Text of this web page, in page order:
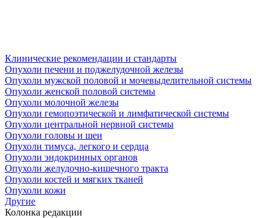
Клинические рекомендации и стандарты
Опухоли печени и поджелудочной железы
Опухоли мужской половой и мочевыделительной системы
Опухоли женской половой системы
Опухоли молочной железы
Опухоли гемопоэтической и лимфатической системы
Опухоли центральной нервной системы
Опухоли головы и шеи
Опухоли тимуса, легкого и сердца
Опухоли эндокринных органов
Опухоли желудочно-кишечного тракта
Опухоли костей и мягких тканей
Опухоли кожи
Другие
Колонка редакции